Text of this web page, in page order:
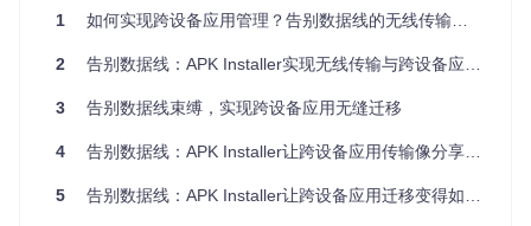
个"应用快递员"，通过以下方式完成跨设备传输：
设备互相"看见" ：通过mDNS技术，设备在局域网内自动
安全"握手"：通过加密配对码建立安全连接，确保只有授
应用"打包发送" ：将应用以APK文件形式无线发送，支持
断点续传和状态监控
1 如何实现跨设备应用管理？告别数据线的无线传输方案
2 告别数据线：APK Installer实现无线传输与跨设备应用迁移全攻略
3 告别数据线束缚，实现跨设备应用无缝迁移
4 告别数据线：APK Installer让跨设备应用传输像分享照片一样简单
5 告别数据线：APK Installer让跨设备应用迁移变得如此简单